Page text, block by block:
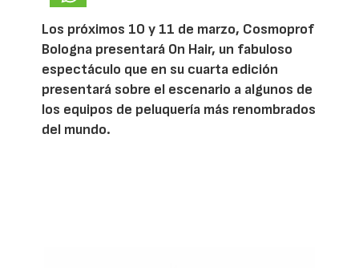
Los próximos 10 y 11 de marzo, Cosmoprof
Bologna presentará On Hair, un fabuloso
espectáculo que en su cuarta edición
presentará sobre el escenario a algunos de
los equipos de peluquería más renombrados
del mundo.